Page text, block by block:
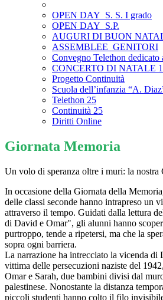
OPEN DAY_S. S. I grado
OPEN DAY_S.P.
AUGURI DI BUON
ASSEMBLEE_GENITORI
Convegno Telethon dedicato
CONCERTO DI NATALE
Progetto Continuità
Scuola dell’infanzia “A.
Telethon 25
Continuità 25
Diritti Online
Giornata Memoria
Un volo di speranza oltre i muri: la nostra
​In occasione della Giornata della
delle classi seconde hanno intrapreso un
attraverso il tempo. Guidati dalla lettura
di David e Omar", gli alunni hanno
purtroppo, tende a ripetersi, ma che la
sopra ogni barriera.
​La narrazione ha intrecciato la vicenda di
vittima delle persecuzioni naziste del
Omar e Sarah, due bambini divisi dal
palestinese. Nonostante la distanza
piccoli studenti hanno colto il filo